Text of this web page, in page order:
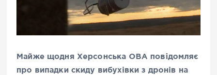
Майже щодня Херсонська ОВА повідомляє
про випадки скиду вибухівки з дронів на